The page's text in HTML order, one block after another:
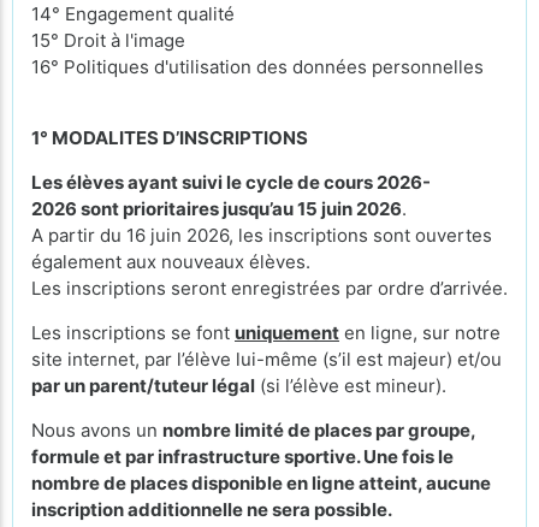
14° Engagement qualité
15° Droit à l'image
16° Politiques d'utilisation des données personnelles
1° MODALITES D’INSCRIPTIONS
Les élèves ayant suivi le cycle de cours 2026-
2026 sont prioritaires jusqu’au 15 juin 2026.
A partir du 16 juin 2026, les inscriptions sont ouvertes
également aux nouveaux élèves.
Les inscriptions seront enregistrées par ordre d’arrivée.
Les inscriptions se font uniquement en ligne, sur notre
site internet, par l’élève lui-même (s’il est majeur) et/ou
par un parent/tuteur légal (si l’élève est mineur).
Nous avons un nombre limité de places par groupe,
formule et par infrastructure sportive. Une fois le
nombre de places disponible en ligne atteint, aucune
inscription additionnelle ne sera possible.